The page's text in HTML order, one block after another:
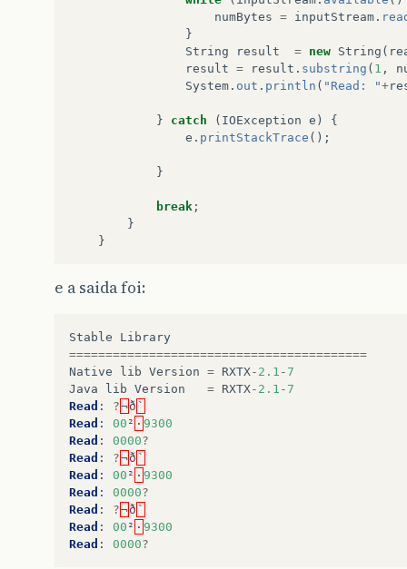
numBytes = inputStream .
}
String
result = new String (
result = result . substring ( 1 ,
System . out . println ( "Read: "+
} catch ( IOException e )
{
e . printStackTrace ();
}
break ;
}
}
e a saida foi:
Stable
Library
=========================================
Native
lib Version = RXTX- 2.1 - 7
Java
lib Version = RXTX- 2.1 - 7
Read : ?¬ð `
Read : 00 ² · 9300
Read : 0000?
Read : ?¬ð `
Read : 00 ² · 9300
Read : 0000?
Read : ?¬ð `
Read : 00 ² · 9300
Read : 0000?